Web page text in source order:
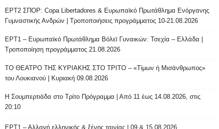
ΕΡΤ2 ΣΠΟΡ: Copa Libertadores & Ευρωπαϊκό Πρωτάθλημα Ενόργανης
Γυμναστικής Ανδρών | Τροποποιήσεις προγράμματος 10-21.08.2026
ΕΡΤ1 – Ευρωπαϊκό Πρωτάθλημα Βόλεϊ Γυναικών: Τσεχία – Ελλάδα |
Τροποποίηση προγράμματος 21.08.2026
ΤΟ ΘΕΑΤΡΟ ΤΗΣ ΚΥΡΙΑΚΗΣ ΣΤΟ ΤΡΙΤΟ – «Τίμων ή Μισάνθρωπος»
του Λουκιανού | Κυριακή 09.08.2026
H Σουμπερτιάδα στο Τρίτο Πρόγραμμα | Από 11 έως 14.08.2026, στις
20:10
ΕΡΤ1 – Αλλαγή ελληνικής & ξένης ταινίας | 09 & 15.08.2026